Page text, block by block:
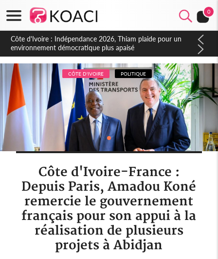
0
Côte d'Ivoire : Concours INFAS 2026, les convocations
seront disponibles à compter du samedi
CÔTE D'IVOIRE POLITIQUE
Côte d'Ivoire-France :
Depuis Paris, Amadou Koné
remercie le gouvernement
français pour son appui à la
réalisation de plusieurs
projets à Abidjan